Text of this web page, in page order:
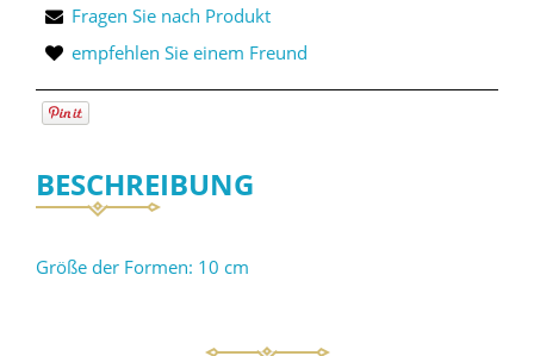
Fragen Sie nach Produkt
empfehlen Sie einem Freund
BESCHREIBUNG
Größe der Formen: 10 cm